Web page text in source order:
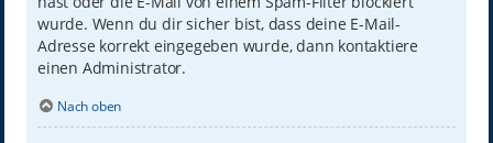
wurde. Wenn du dir sicher bist, dass deine E-Mail-
Adresse korrekt eingegeben wurde, dann kontaktiere
einen Administrator.
Nach oben